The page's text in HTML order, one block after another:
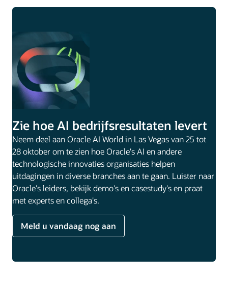
Zie hoe AI bedrijfsresultaten levert
Neem deel aan Oracle AI World in Las Vegas van 25 tot
28 oktober om te zien hoe Oracle's AI en andere
technologische innovaties organisaties helpen
uitdagingen in diverse branches aan te gaan. Luister naar
Oracle's leiders, bekijk demo's en casestudy's en praat
met experts en collega's.
Meld u vandaag nog aan